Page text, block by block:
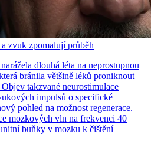
zvuk zpomalují průběh
dlouhá léta na neprostupnou
bránila většině léků proniknout
takzvané neurostimulace
impulsů o specifické
pohled na možnost regenerace.
mozkových vln na frekvenci 40
buňky v mozku k čištění